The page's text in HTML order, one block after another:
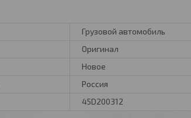
Грузовой автомобиль
Оригинал
Новое
Россия
45D200312